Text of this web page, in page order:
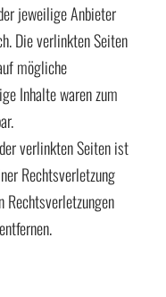
jeweilige Anbieter
Die verlinkten Seiten
mögliche
Inhalte waren zum
verlinkten Seiten ist
Rechtsverletzung
Rechtsverletzungen